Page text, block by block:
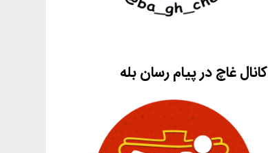
کانال غاچ در پیام رسان بله